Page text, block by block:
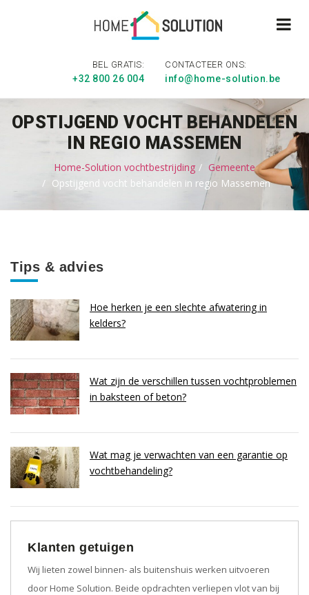
BEL GRATIS:
+32 800 26 004
CONTACTEER ONS:
info@home-solution.be
OPSTIJGEND VOCHT BEHANDELEN
IN REGIO MASSEMEN
Home-Solution vochtbestrijding
Gemeente
Opstijgend vocht behandelen in regio Massemen
Tips & advies
Hoe herken je een slechte afwatering in
kelders?
Wat zijn de verschillen tussen vochtproblemen
in baksteen of beton?
Wat mag je verwachten van een garantie op
vochtbehandeling?
Klanten getuigen
Wij lieten zowel binnen- als buitenshuis werken uitvoeren
door Home Solution. Beide opdrachten verliepen vlot van bij